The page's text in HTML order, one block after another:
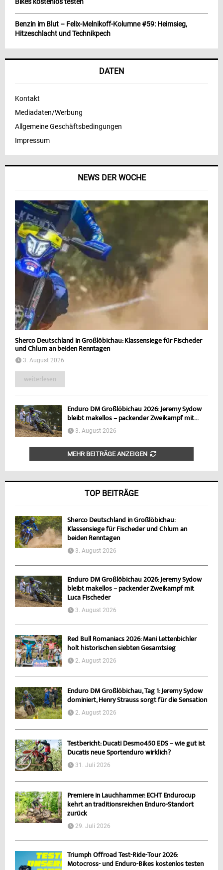
NEWS DER WOCHE
Sherco Deutschland in Großlöbichau: Klassensiege für Fischeder
und Chlum an beiden Renntagen
3. August 2026
weiterlesen
Enduro DM Großlöbichau 2026: Jeremy Sydow
bleibt makellos – packender Zweikampf mit...
3. August 2026
MEHR BEITRÄGE ANZEIGEN
TOP BEITRÄGE
Sherco Deutschland in Großlöbichau:
Klassensiege für Fischeder und Chlum an
beiden Renntagen
3. August 2026
Enduro DM Großlöbichau 2026: Jeremy Sydow
bleibt makellos – packender Zweikampf mit
Luca Fischeder
3. August 2026
Red Bull Romaniacs 2026: Mani Lettenbichler
holt historischen siebten Gesamtsieg
2. August 2026
Enduro DM Großlöbichau, Tag 1: Jeremy Sydow
dominiert, Henry Strauss sorgt für die Sensation
2. August 2026
Testbericht: Ducati Desmo450 EDS – wie gut ist
Ducatis neue Sportenduro wirklich?
31. Juli 2026
Premiere in Lauchhammer: ECHT Endurocup
kehrt an traditionsreichen Enduro-Standort
zurück
29. Juli 2026
Triumph Offroad Test-Ride-Tour 2026:
Motocross- und Enduro-Bikes kostenlos testen
Benzin im Blut – Felix-Melnikoff-Kolumne #59: Heimsieg,
Hitzeschlacht und Technikpech
DATEN
Kontakt
Mediadaten/Werbung
Allgemeine Geschäftsbedingungen
Impressum